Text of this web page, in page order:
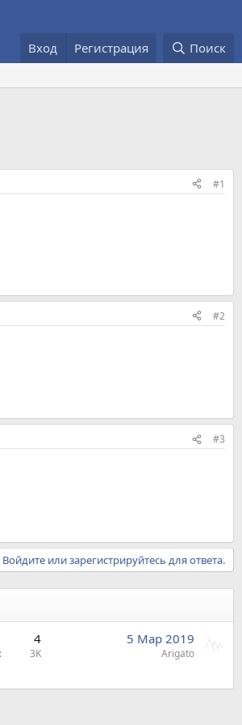
Вход Регистрация Поиск
#1
#2
#3
Войдите или зарегистрируйтесь для ответа.
4
3K
5 Мар 2019
Arigato